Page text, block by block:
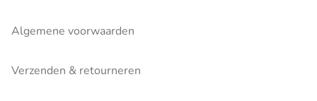
Algemene voorwaarden
Verzenden & retourneren